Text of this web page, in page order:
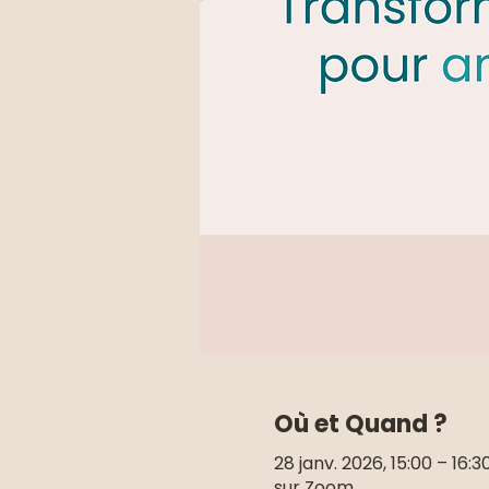
Où et Quand ?
28 janv. 2026, 15:00 –